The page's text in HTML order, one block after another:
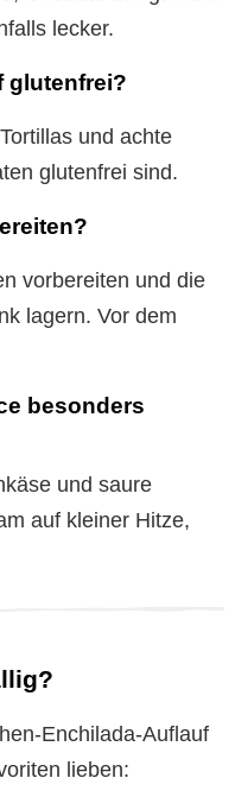
lecker.
glutenfrei?
und achte
glutenfrei sind.
vorbereiten und die
lagern. Vor dem
besonders
und saure
auf kleiner Hitze,
Enchilada-Auflauf
lieben: